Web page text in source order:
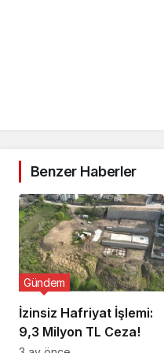
Benzer Haberler
İzinsiz Hafriyat İşlemi:
9,3 Milyon TL Ceza!
Gündem